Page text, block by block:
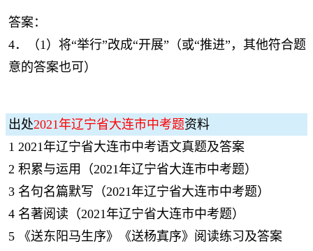
答案：
4．（1）将“举行”改成“开展”（或“推进”，其他符合题
意的答案也可）
出处2021年辽宁省大连市中考题资料
1 2021年辽宁省大连市中考语文真题及答案
2 积累与运用（2021年辽宁省大连市中考题）
3 名句名篇默写（2021年辽宁省大连市中考题）
4 名著阅读（2021年辽宁省大连市中考题）
5
《送东阳马生序》《送杨寘序》阅读练习及答案